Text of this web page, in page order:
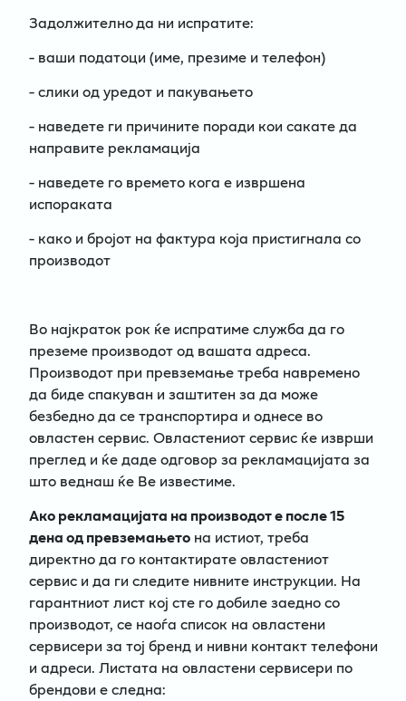
Задолжителнода ни испратите:
- ваши податоци (име, презиме и телефон)
- слики од уредот и пакувањето
- наведете ги причините поради кои сакате да
направите рекламација
- наведете го времето кога е извршена
испораката
- како и бројот на фактура која пристигнала со
производот
Во најкраток рок ќе испратиме служба да го
преземе производот од вашата адреса.
Производот при превземање треба навремено
да биде спакуван и заштитен за да може
безбедно да се транспортира и однесе во
овластен сервис. Овластениот сервис ќе изврши
преглед и ќе даде одговор за рекламацијата за
што веднаш ќе Ве известиме.
Ако рекламацијата на производот е после 15
дена од превземањетона истиот, треба
директно да го контактирате овластениот
сервис и да ги следите нивните инструкции. На
гарантниот лист кој сте го добиле заедно со
производот, се наоѓа список на овластени
сервисери за тој бренд и нивни контакт телефони
и адреси. Листата на овластени сервисери по
брендови е следна: